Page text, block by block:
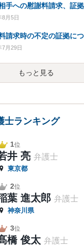
8月5日
7月29日
もっと見る
士ランキング
1位
井 亮 弁護士
東京都
2位
葉 進太郎 弁護士
神奈川県
3位
橋 俊太 弁護士